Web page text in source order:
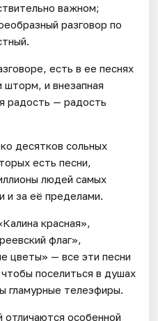
важном;
разговор по
есть в ее песнях
шторм, и внезапная
радость — радость
десятков сольных
есть песни,
людей самых
и за её пределами.
красная»,
флаг»,
цветы» — все эти песни
поселиться в душах
гламурные телеэфиры.
особенной